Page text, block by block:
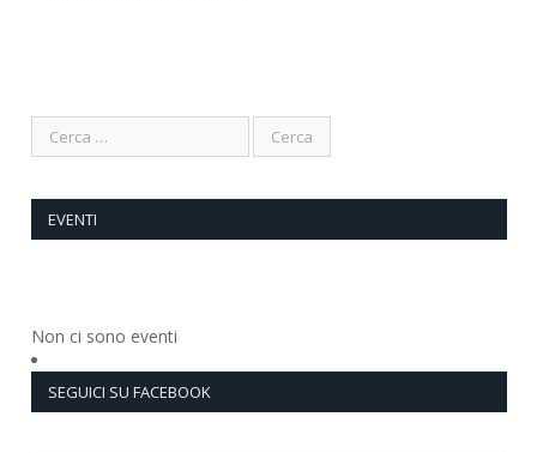
EVENTI
Non ci sono eventi
SEGUICI SU FACEBOOK